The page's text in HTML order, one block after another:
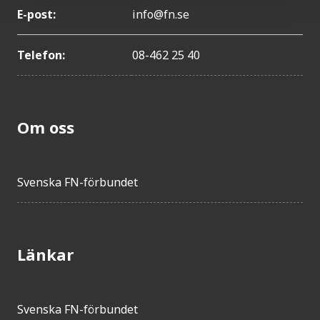
E-post: info@fn.se
Telefon: 08-462 25 40
Om oss
Svenska FN-förbundet
Länkar
Svenska FN-förbundet